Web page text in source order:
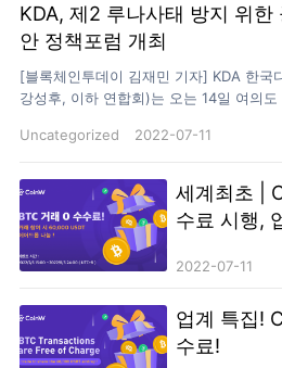
KDA, 제2 루나사태 방지 위한
안 정책포럼 개최
[블록체인투데이 김재민 기자] KDA 한국
강성후, 이하 연합회)는 오는 14일 여의
장 건전화를 통해 ‘제2의 루나사태 방지
게 된다. 제1부 개회식에서는 위원회 참
채택, 강성후 연합회장의 개회사, 가이드
참여 중인 김형중 한국핀테크학회장의 환
힘 가상자산특위 위원장)의 축사가 이어
성후 한국디지털자산사업자연합회장이 ‘
(법무법인 비전 변호사)의 ‘코인마켓 거래
각각 발표한다. 제3부 지정토론에서는 가
으로 참여…
Uncategorized 2022-07-11
세계최초 |
수료 시행,
2022-07-11
업계 특집!
수료!